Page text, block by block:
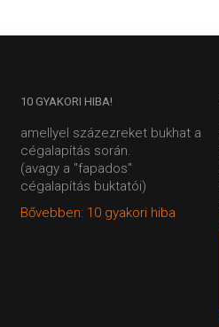
10 GYAKORI HIBA!
amellyel százezreket bukhat a
cégalapítás során.
(avagy a "fapados"
cégalapítás buktatói)
Bővebben: 10 gyakori hiba